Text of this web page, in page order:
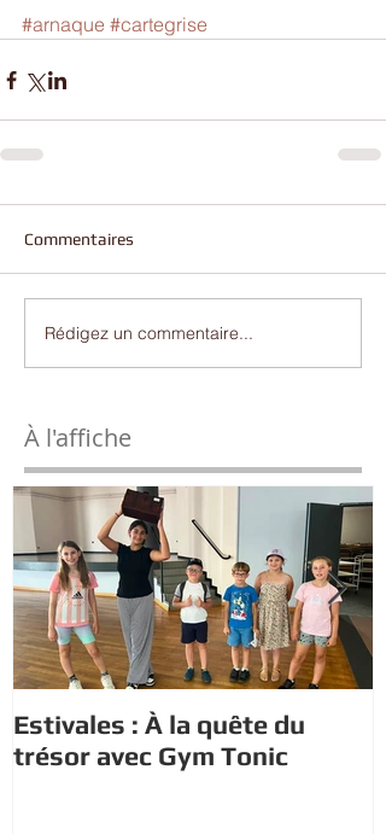
#arnaque #cartegrise
Commentaires
Rédigez un commentaire...
À l'affiche
Estivales : À la quête du
trésor avec Gym Tonic